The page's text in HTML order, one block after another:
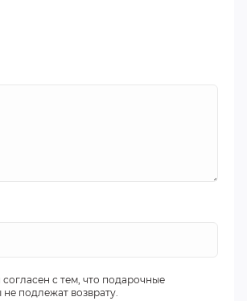
с тем, что подарочные
подлежат возврату.